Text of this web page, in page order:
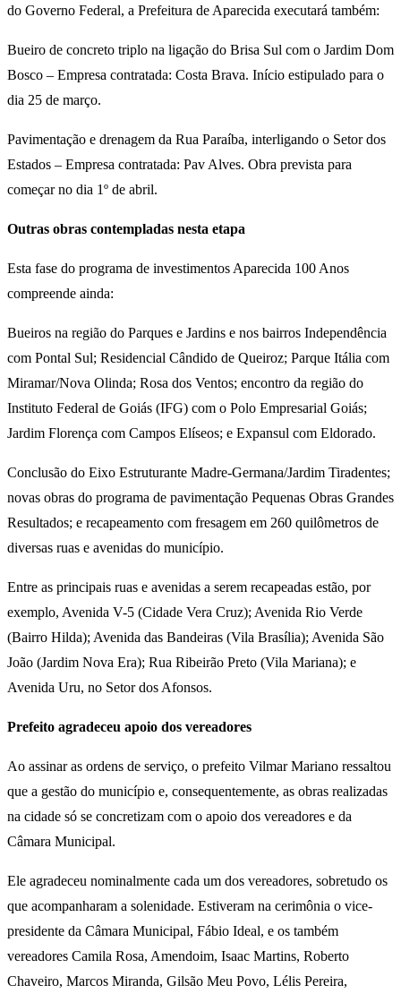
do Governo Federal, a Prefeitura de Aparecida executará também:
Bueiro de concreto triplo na ligação do Brisa Sul com o Jardim Dom
Bosco – Empresa contratada: Costa Brava. Início estipulado para o
dia 25 de março.
Pavimentação e drenagem da Rua Paraíba, interligando o Setor dos
Estados – Empresa contratada: Pav Alves. Obra prevista para
começar no dia 1º de abril.
Outras obras contempladas nesta etapa
Esta fase do programa de investimentos Aparecida 100 Anos
compreende ainda:
Bueiros na região do Parques e Jardins e nos bairros Independência
com Pontal Sul; Residencial Cândido de Queiroz; Parque Itália com
Miramar/Nova Olinda; Rosa dos Ventos; encontro da região do
Instituto Federal de Goiás (IFG) com o Polo Empresarial Goiás;
Jardim Florença com Campos Elíseos; e Expansul com Eldorado.
Conclusão do Eixo Estruturante Madre-Germana/Jardim Tiradentes;
novas obras do programa de pavimentação Pequenas Obras Grandes
Resultados; e recapeamento com fresagem em 260 quilômetros de
diversas ruas e avenidas do município.
Entre as principais ruas e avenidas a serem recapeadas estão, por
exemplo, Avenida V-5 (Cidade Vera Cruz); Avenida Rio Verde
(Bairro Hilda); Avenida das Bandeiras (Vila Brasília); Avenida São
João (Jardim Nova Era); Rua Ribeirão Preto (Vila Mariana); e
Avenida Uru, no Setor dos Afonsos.
Prefeito agradeceu apoio dos vereadores
Ao assinar as ordens de serviço, o prefeito Vilmar Mariano ressaltou
que a gestão do município e, consequentemente, as obras realizadas
na cidade só se concretizam com o apoio dos vereadores e da
Câmara Municipal.
Ele agradeceu nominalmente cada um dos vereadores, sobretudo os
que acompanharam a solenidade. Estiveram na cerimônia o vice-
presidente da Câmara Municipal, Fábio Ideal, e os também
vereadores Camila Rosa, Amendoim, Isaac Martins, Roberto
Chaveiro, Marcos Miranda, Gilsão Meu Povo, Lélis Pereira,